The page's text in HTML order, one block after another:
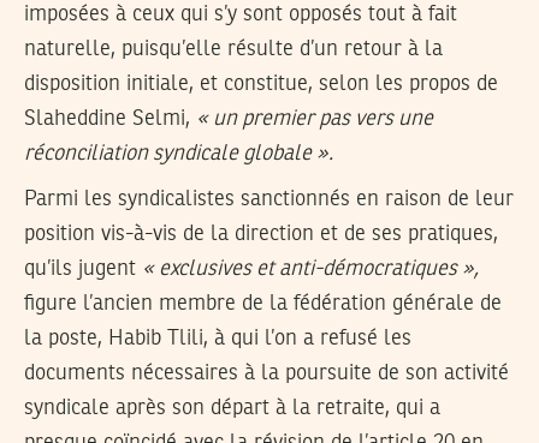
imposées à ceux qui s’y sont opposés tout à fait
naturelle, puisqu’elle résulte d’un retour à la
disposition initiale, et constitue, selon les propos de
Slaheddine Selmi, « un premier pas vers une
réconciliation syndicale globale ».
Parmi les syndicalistes sanctionnés en raison de leur
position vis-à-vis de la direction et de ses pratiques,
qu’ils jugent « exclusives et anti-démocratiques »,
figure l’ancien membre de la fédération générale de
la poste, Habib Tlili, à qui l’on a refusé les
documents nécessaires à la poursuite de son activité
syndicale après son départ à la retraite, qui a